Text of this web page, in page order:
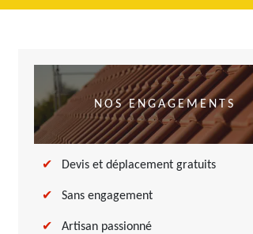
NOS ENGAGEMENTS
Devis et déplacement gratuits
Sans engagement
Artisan passionné